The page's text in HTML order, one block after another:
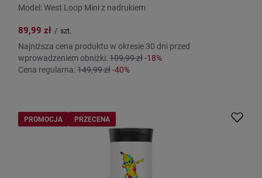
Model: West Loop Mini z nadrukiem
89,99 zł / szt.
Najniższa cena produktu w okresie 30 dni przed
wprowadzeniem obniżki:109,99 zł-18%
Cena regularna:149,99 zł-40%
PROMOCJA PRZECENA